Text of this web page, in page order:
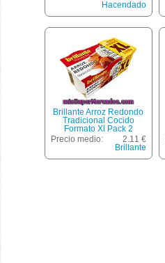
Hacendado
Brillante Arroz Redondo
Tradicional Cocido
Formato Xl Pack 2
Envases 200 G
Precio medio:
2.11 €
Brillante